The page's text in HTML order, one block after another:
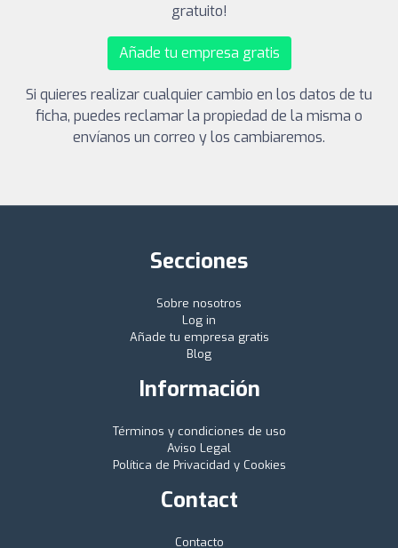
gratuito!
Añade tu empresa gratis
Si quieres realizar cualquier cambio en los datos de tu
ficha, puedes reclamar la propiedad de la misma o
envíanos un correo y los cambiaremos.
Secciones
Sobre nosotros
Log in
Añade tu empresa gratis
Blog
Información
Términos y condiciones de uso
Aviso Legal
Política de Privacidad y Cookies
Contact
Contacto